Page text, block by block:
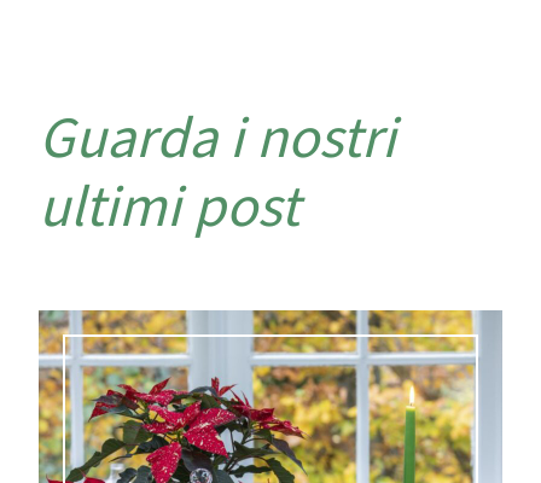
Guarda i nostri
ultimi post